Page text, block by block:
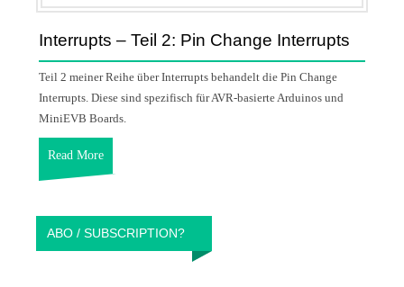
Interrupts – Teil 2: Pin Change Interrupts
Teil 2 meiner Reihe über Interrupts behandelt die Pin Change
Interrupts. Diese sind spezifisch für AVR-basierte Arduinos und
MiniEVB Boards.
Read More
ABO / SUBSCRIPTION?